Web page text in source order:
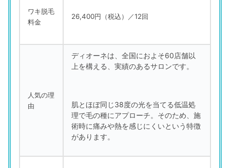
ワキ脱毛
料金
26,400円（税込）／12回
人気の理
由
ディオーネは、全国におよそ60店舗以
上を構える、実績のあるサロンです。
肌とほぼ同じ38度の光を当てる低温処
理で毛の種にアプローチ。そのため、施
術時に痛みや熱を感じにくいという特徴
があります。